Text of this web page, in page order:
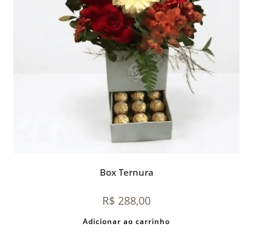
Box Ternura
R$ 288,00
Adicionar ao carrinho